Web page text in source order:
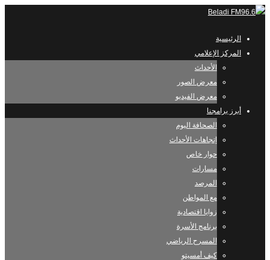
الرئيسية
المركز الإعلامي
الأحداث
معرض الصور
معرض الفيديو
أبرز برامجنا
الصحافة اليوم
إتجاهات الأحداث
حوار خاص
مسارات
المرصد
مع المواطن
زوايا اقتصادية
برنامج الأسرة
المسرح الرياضي
كيف أمسيتو